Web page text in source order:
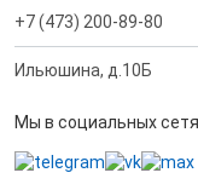
+7 (473) 200-89-80
Ильюшина, д.10Б
Мы в социальных